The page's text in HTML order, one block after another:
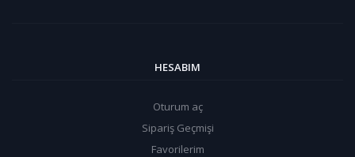
HESABIM
Oturum aç
Sipariş Geçmişi
Favorilerim